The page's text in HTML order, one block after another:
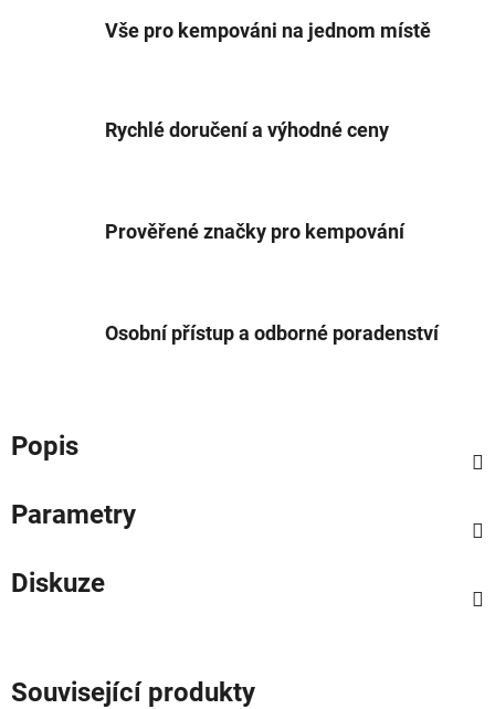
Vše pro kempováni na jednom místě
Rychlé doručení a výhodné ceny
Prověřené značky pro kempování
Osobní přístup a odborné poradenství
Popis
Parametry
Diskuze
Související produkty